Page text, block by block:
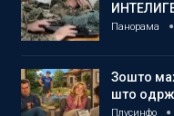
Панорама
Зошто
што
Плусинфо